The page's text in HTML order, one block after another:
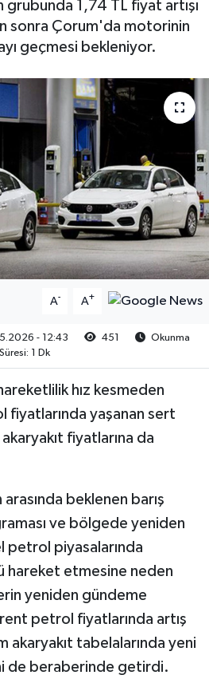
1,74 TL fiyat artışı
sonra Çorum'da motorinin
geçmesi bekleniyor.
A- A+
- 12:43 451
Okunma
Süresi: 1 Dk
hız kesmeden
fiyatlarında yaşanan sert
fiyatlarına da
beklenen barış
ve bölgede yeniden
petrol piyasalarında
hareket etmesine neden
yeniden gündeme
petrol fiyatlarında artış
akaryakıt tabelalarında yeni
de beraberinde getirdi.